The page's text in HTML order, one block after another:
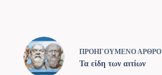
ΠΡΟΗΓΟΥΜΕΝΟΑΡΘΡΟ
Τα είδη των αιτίων